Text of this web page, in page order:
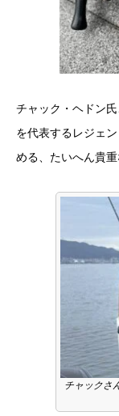
チャック・ヘドン
を代表するレジェ
める、たいへん貴
チャックさ